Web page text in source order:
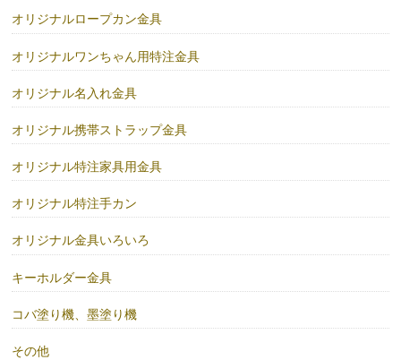
オリジナルロープカン金具
オリジナルワンちゃん用特注金具
オリジナル名入れ金具
オリジナル携帯ストラップ金具
オリジナル特注家具用金具
オリジナル特注手カン
オリジナル金具いろいろ
キーホルダー金具
コバ塗り機、墨塗り機
その他